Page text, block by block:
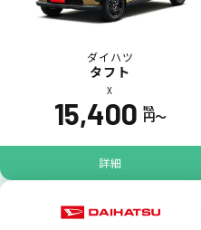
ポイン
カーリース料金をカ
イントが貯まります。
ダイハツ
タフト
X
15,400 税込
円〜
詳細